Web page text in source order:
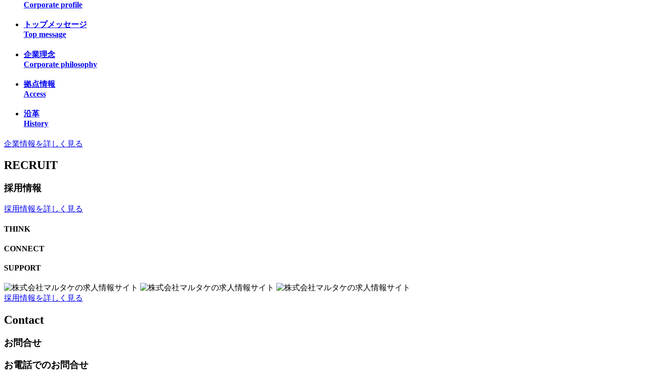
Corporate profile
トップメッセージ
Top message
企業理念
Corporate philosophy
拠点情報
Access
沿革
History
企業情報を詳しく見る
RECRUIT
採用情報
採用情報を詳しく見る
THINK
CONNECT
SUPPORT
採用情報を詳しく見る
Contact
お問合せ
お電話でのお問合せ